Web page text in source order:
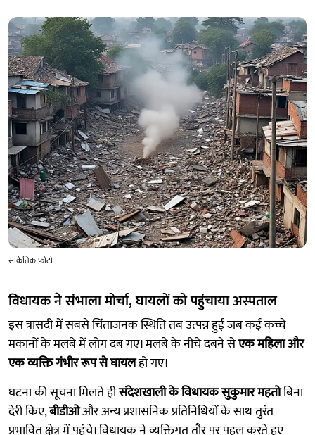
सांकेतिक फोटो
विधायक ने संभाला मोर्चा, घायलों को पहुंचाया अस्पताल
इस त्रासदी में सबसे चिंताजनक स्थिति तब उत्पन्न हुई जब कई कच्चे
मकानों के मलबे में लोग दब गए। मलबे के नीचे दबने सेएक महिला और
एक व्यक्तिगंभीर रूप से घायलहो गए।
घटना की सूचना मिलते हीसंदेशखाली के विधायक सुकुमार महतोबिना
देरी किए,बीडीओऔर अन्य प्रशासनिक प्रतिनिधियों के साथ तुरंत
प्रभावित क्षेत्र में पहुंचे। विधायक ने व्यक्तिगत तौर पर पहल करते हुए